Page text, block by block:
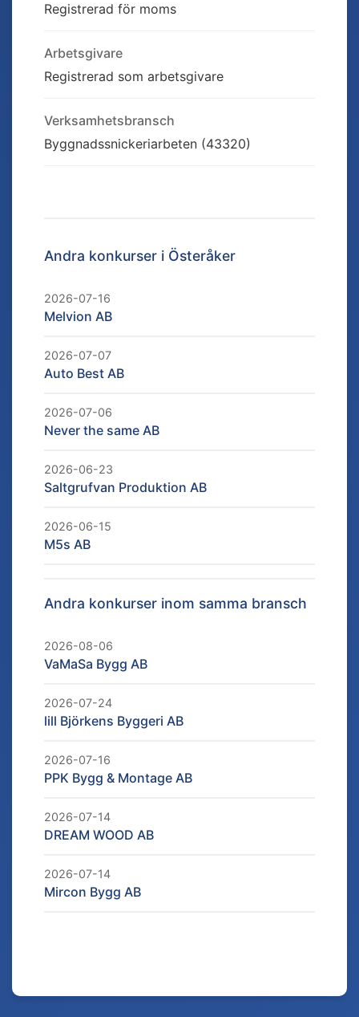
Registrerad för moms
Arbetsgivare
Registrerad som arbetsgivare
Verksamhetsbransch
Byggnadssnickeriarbeten (43320)
Andra konkurser i Österåker
2026-07-16
Melvion AB
2026-07-07
Auto Best AB
2026-07-06
Never the same AB
2026-06-23
Saltgrufvan Produktion AB
2026-06-15
M5s AB
Andra konkurser inom samma bransch
2026-08-06
VaMaSa Bygg AB
2026-07-24
lill Björkens Byggeri AB
2026-07-16
PPK Bygg & Montage AB
2026-07-14
DREAM WOOD AB
2026-07-14
Mircon Bygg AB